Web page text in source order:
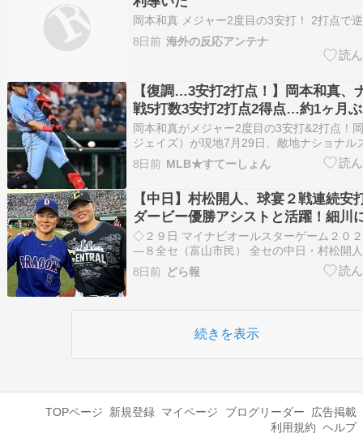
岡本和真 メジャー2度目の3安打！ 2打点で
8日前 海外の反応アンテナ
【復調…3安打2打点！】岡本和真、
戦5打数3安打2打点2得点…約1ヶ月
調の兆し！
岡本和真がメジャー2度目の3安打&2打点！
ジェイズ）が現地7月29日、敵地ナショナル
塁」でスタメン出場。5打数3安打2打点2得
の5-2逆転勝利に大きく貢献した。初回右前
8日前 MLB★すてーしょん
【中日】村松開人、球宴２戦連続安
ダービー優勝アシストと活躍！細川
だり！【オールスター】
◇２９日 マイナビオールスターゲーム２０
―８全セ（富山市民） 全セの中日・村松開
２戦連続安打を放った。 ６回に代打で登場
は空振り三振。その後は遊撃の守備につき
た…
8日前 どら報
続きを表示
TOPページ 新規登録 マイページ ブログリーダー
広告掲載
利用規約 ヘルプ